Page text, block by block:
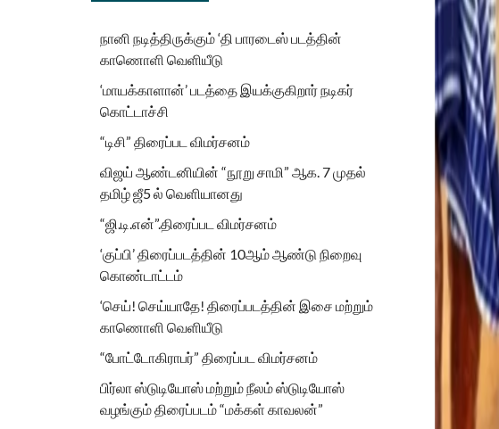
நானி நடித்திருக்கும் ‘தி பாரடைஸ் படத்தின்
காணொளி வெளியீடு
‘மாயக்காளான்’ படத்தை இயக்குகிறார் நடிகர்
கொட்டாச்சி
“டிசி” திரைப்பட விமர்சனம்
விஜய் ஆண்டனியின் “நூறு சாமி” ஆக. 7 முதல்
தமிழ் ஜீ5 ல் வெளியானது
“ஜி.டி.என்”.திரைப்பட விமர்சனம்
‘குப்பி’ திரைப்படத்தின் 10ஆம் ஆண்டு நிறைவு
கொண்டாட்டம்
‘செய்! செய்யாதே! திரைப்படத்தின் இசை மற்றும்
காணொளி வெளியீடு
“போட்டோகிராபர்” திரைப்பட விமர்சனம்
பிர்லா ஸ்டுடியோஸ் மற்றும் நீலம் ஸ்டுடியோஸ்
வழங்கும் திரைப்படம் “மக்கள் காவலன்”